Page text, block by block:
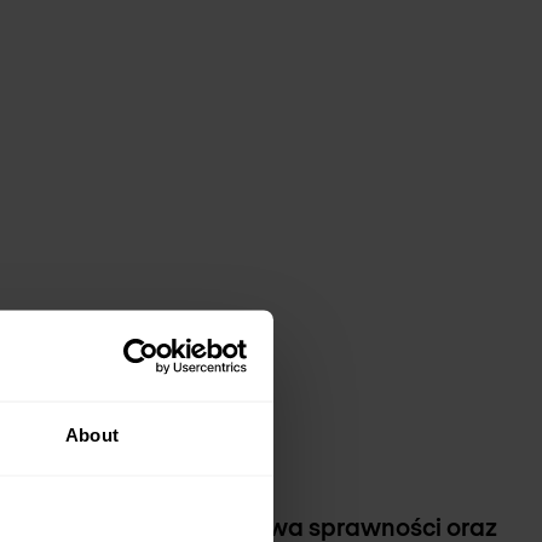
About
operacyjnych, poprawa sprawności oraz